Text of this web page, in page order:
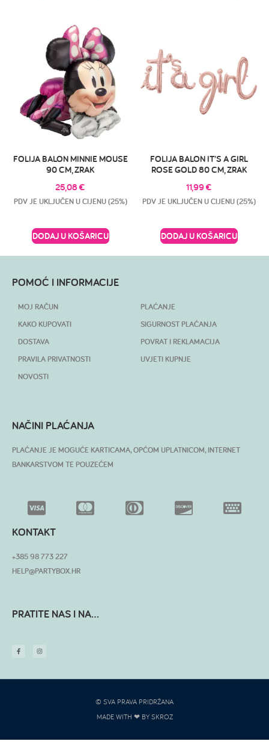
FOLIJA BALON MINNIE MOUSE
90 CM, ZRAK
25,08 €
PDV JE UKLJUČEN U CIJENU (25%)
DODAJ U KOŠARICU
FOLIJA BALON IT’S A GIRL
ROSE GOLD 80 CM, ZRAK
11,99€
PDV JE UKLJUČEN U CIJENU (25%)
DODAJ U KOŠARICU
POMOĆ I INFORMACIJE
MOJ RAČUN
KAKO KUPOVATI
DOSTAVA
PRAVILA PRIVATNOSTI
NOVOSTI
PLAĆANJE
SIGURNOST PLAĆANJA
POVRAT I REKLAMACIJA
UVJETI KUPNJE
NAČINI PLAĆANJA
PLAĆANJE JE MOGUĆE KARTICAMA, OPĆOM UPLATNICOM, INTERNET
BANKARSTVOM TE POUZEĆEM
KONTAKT
+385 98 773 227
HELP@PARTYBOX.HR
PRATITE NAS I NA...
© SVA PRAVA PRIDRŽANA
MADE WITH ❤ BY SKROZ